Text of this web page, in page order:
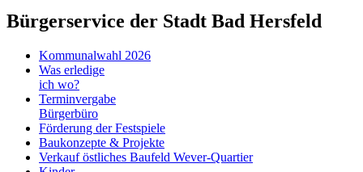
Bürgerservice der Stadt Bad Hersfeld
Kommunalwahl 2026
Was erledige
ich wo?
Terminvergabe
Bürgerbüro
Förderung der Festspiele
Baukonzepte & Projekte
Verkauf östliches Baufeld Wever-Quartier